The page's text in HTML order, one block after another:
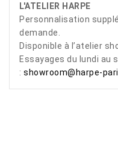
L'ATELIER HARPE
Personnalisation
demande.
Disponible à l’atelier
Essayages du lundi au
: showroom@harpe-